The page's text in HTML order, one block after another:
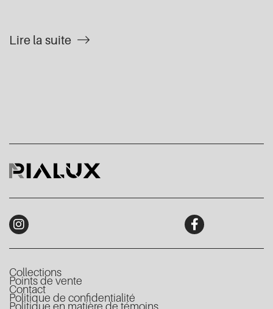
Lire la suite
Collections
Points de vente
Contact
Politique de confidentialité